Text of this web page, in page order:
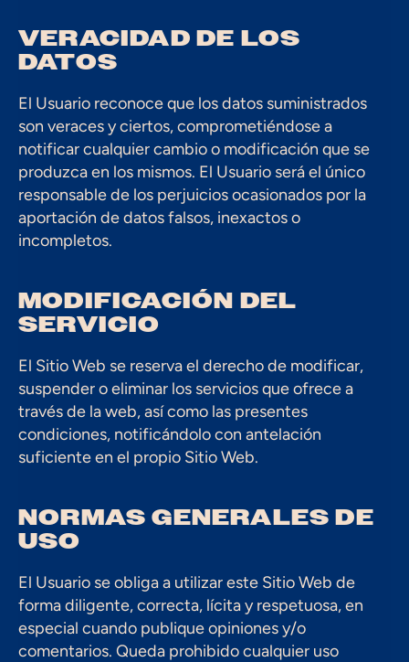
VERACIDAD DE LOS
DATOS
El Usuario reconoce que los datos suministrados
son veraces y ciertos, comprometiéndose a
notificar cualquier cambio o modificación que se
produzca en los mismos. El Usuario será el único
responsable de los perjuicios ocasionados por la
aportación de datos falsos, inexactos o
incompletos.
MODIFICACIÓN DEL
SERVICIO
El Sitio Web se reserva el derecho de modificar,
suspender o eliminar los servicios que ofrece a
través de la web, así como las presentes
condiciones, notificándolo con antelación
suficiente en el propio Sitio Web.
NORMAS GENERALES DE
USO
El Usuario se obliga a utilizar este Sitio Web de
forma diligente, correcta, lícita y respetuosa, en
especial cuando publique opiniones y/o
comentarios. Queda prohibido cualquier uso